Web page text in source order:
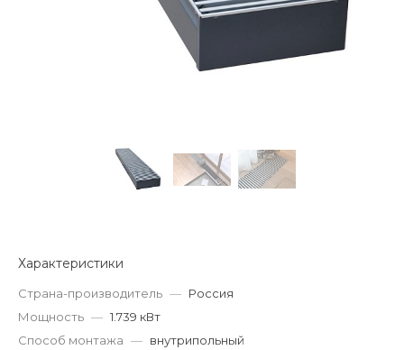
Характеристики
Страна-производитель — Россия
Мощность — 1.739 кВт
Способ монтажа — внутрипольный